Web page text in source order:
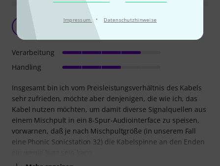
Impressum · Datenschutzhinweise
Erfüllt seinen Zweck.
Wolfgang285 15.11.2009
Insgesamt bin ich vom Preisleistungsverhältnis des Kabels
sehr zufrieden, möchte aber denjenigen, die wie ich, das
Kabel nutzen möchten, um damit diverse Signalquellen aus
einem Mischpult in ein 8-Spur-Audiointerface zu speisen,
vorwarnen, daß je nach Mischpultgröße (in unserem Fall
eine Phonic Sonicstation 32) die Kabelspinne an den Enden
Verarbeitung
Handling